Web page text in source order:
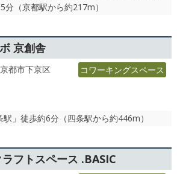
（京都駅から約217m）
京創舎
都市下京区 コワーキングスペース
」徒歩約6分（四条駅から約446m）
フトスペース .BASIC